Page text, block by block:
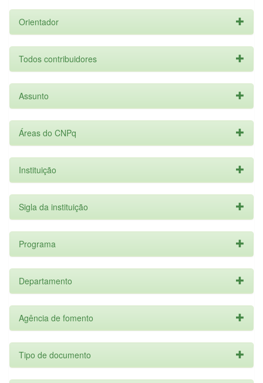
Orientador
Todos contribuidores
Assunto
Áreas do CNPq
Instituição
Sigla da instituição
Programa
Departamento
Agência de fomento
Tipo de documento